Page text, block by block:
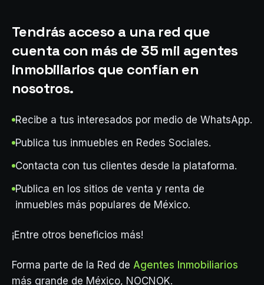
Tendrás acceso a una red que
cuenta con más de 35 mil agentes
inmobiliarios que confían en
nosotros.
Recibe a tus interesados por medio de WhatsApp.
Publica tus inmuebles en Redes Sociales.
Contacta con tus clientes desde la plataforma.
Publica en los sitios de venta y renta de
inmuebles más populares de México.
¡Entre otros beneficios más!
Forma parte de la Red de Agentes Inmobiliarios
más grande de México, NOCNOK.